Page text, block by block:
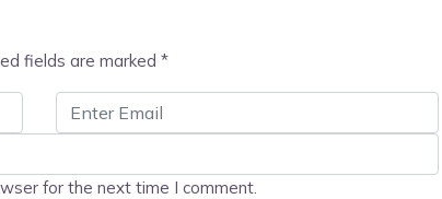
fields are marked *
for the next time I comment.